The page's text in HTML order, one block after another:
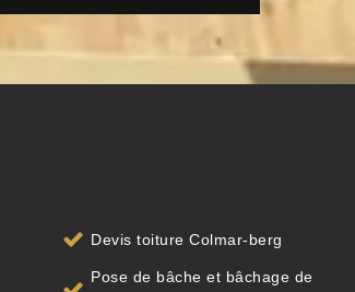
Devis toiture Colmar-berg
Pose de bâche et bâchage de